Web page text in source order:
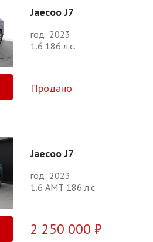
Jaecoo J7
год: 2023
1.6 186 л.с.
Продано
Jaecoo J7
год: 2023
1.6 АМТ 186 л.с.
2 250 000 ₽